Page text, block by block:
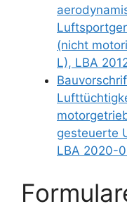
(nicht
L), LBA
gesteuerte
LBA 2020-